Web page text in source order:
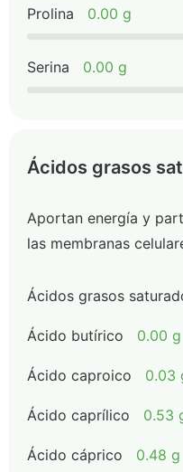
Prolina 0.00 g
Serina 0.00 g
Ácidos grasos
Aportan energía y
las membranas
Ácidos grasos
Ácido butírico 0.00 g
Ácido caproico 0.03
Ácido caprílico 0.53
Ácido cáprico 0.48 g